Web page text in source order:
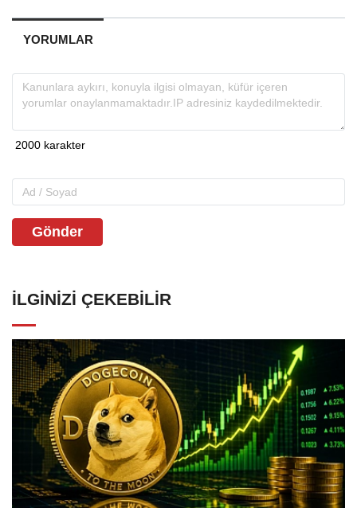
YORUMLAR
Gönder
İLGINIZI ÇEKEBILIR